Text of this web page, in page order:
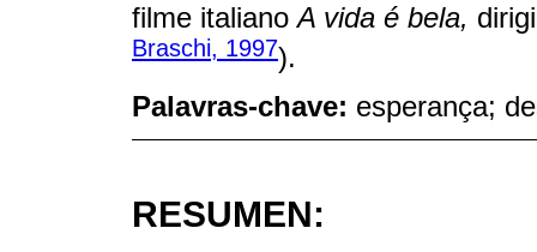
filme italianoA vida é bela,
Braschi, 1997).
Palavras-chave: esperança;
RESUMEN: